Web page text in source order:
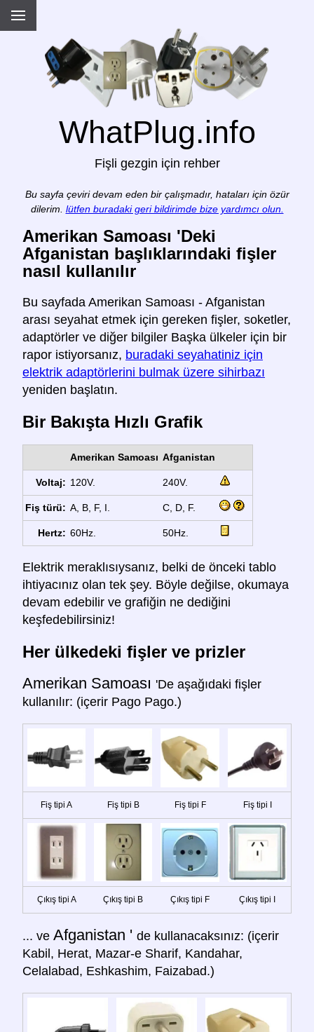
WhatPlug.info
Fişli gezgin için rehber
Bu sayfa çeviri devam eden bir çalışmadır, hataları için özür
dilerim. lütfen buradaki geri bildirimde bize yardımcı olun.
Amerikan Samoası 'Deki
Afganistan başlıklarındaki fişler
nasıl kullanılır
Bu sayfada Amerikan Samoası - Afganistan
arası seyahat etmek için gereken fişler, soketler,
adaptörler ve diğer bilgiler Başka ülkeler için bir
rapor istiyorsanız, buradaki seyahatiniz için
elektrik adaptörlerini bulmak üzere sihirbazı
yeniden başlatın.
Bir Bakışta Hızlı Grafik
Amerikan Samoası Afganistan
Voltaj: 120V. 240V.
Fiş türü: A, B, F, I. C, D, F.
Hertz: 60Hz. 50Hz.
Elektrik meraklısıysanız, belki de önceki tablo
ihtiyacınız olan tek şey. Böyle değilse, okumaya
devam edebilir ve grafiğin ne dediğini
keşfedebilirsiniz!
Her ülkedeki fişler ve prizler
Amerikan Samoası 'De aşağıdaki fişler
kullanılır: (içerir Pago Pago.)
Fiş tipi A Fiş tipi B Fiş tipi F Fiş tipi I
Çıkış tipi A Çıkış tipi B Çıkış tipi F Çıkış tipi I
... ve Afganistan ' de kullanacaksınız: (içerir
Kabil, Herat, Mazar-e Sharif, Kandahar,
Celalabad, Eshkashim, Faizabad.)